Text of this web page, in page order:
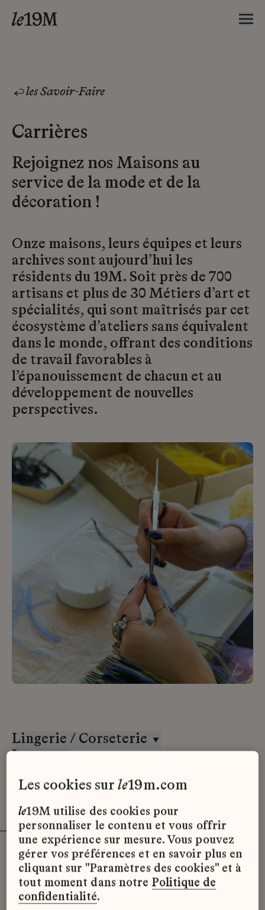
les Savoir-Faire
Carrières
Rejoignez nos Maisons au
service de la mode et de la
décoration !
Onze maisons, leurs équipes et leurs
archives sont aujourd’hui les
résidents du 19M. Soit près de 700
artisans et plus de 30 Métiers d’art et
spécialités, qui sont maîtrisés par cet
écosystème d’ateliers sans équivalent
dans le monde, offrant des conditions
de travail favorables à
l’épanouissement de chacun et au
développement de nouvelles
perspectives.
Lingerie / Corseterie
Lesage
Désolé, il semble qu’il n’y ait pas
d’offres d’emploi disponibles pour le
moment.
les cookies surle19m.com
le19M utilise des cookies pour
personnaliser le contenu et vous offrir
une expérience sur mesure. Vous pouvez
gérer vos préférences et en savoir plus en
cliquant sur "Paramètres des cookies" et à
tout moment dans notre Politique de
confidentialité.